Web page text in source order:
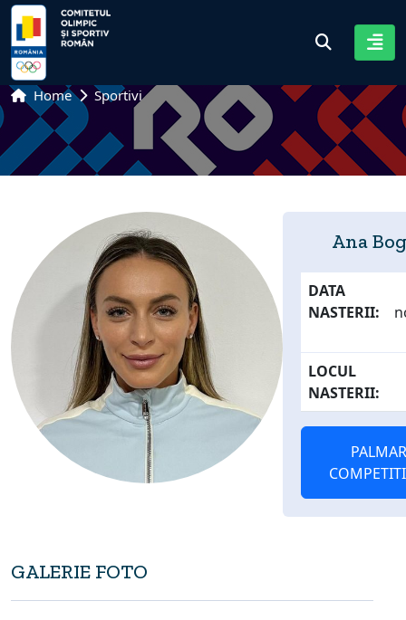
Home Sportivi
Ana
DATA
NASTERII:
LOCUL
NASTERII:
GALERIE FOTO